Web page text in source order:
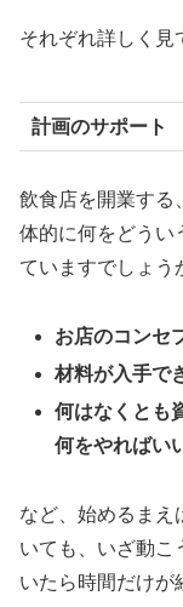
それぞれ詳しく見
計画のサポート
飲食店を開業する
体的に何をどうい
ていますでしょう
お店のコンセ
材料が入手で
何はなくとも
何をやればい
など、始めるまえ
いても、いざ動こ
いたら時間だけが